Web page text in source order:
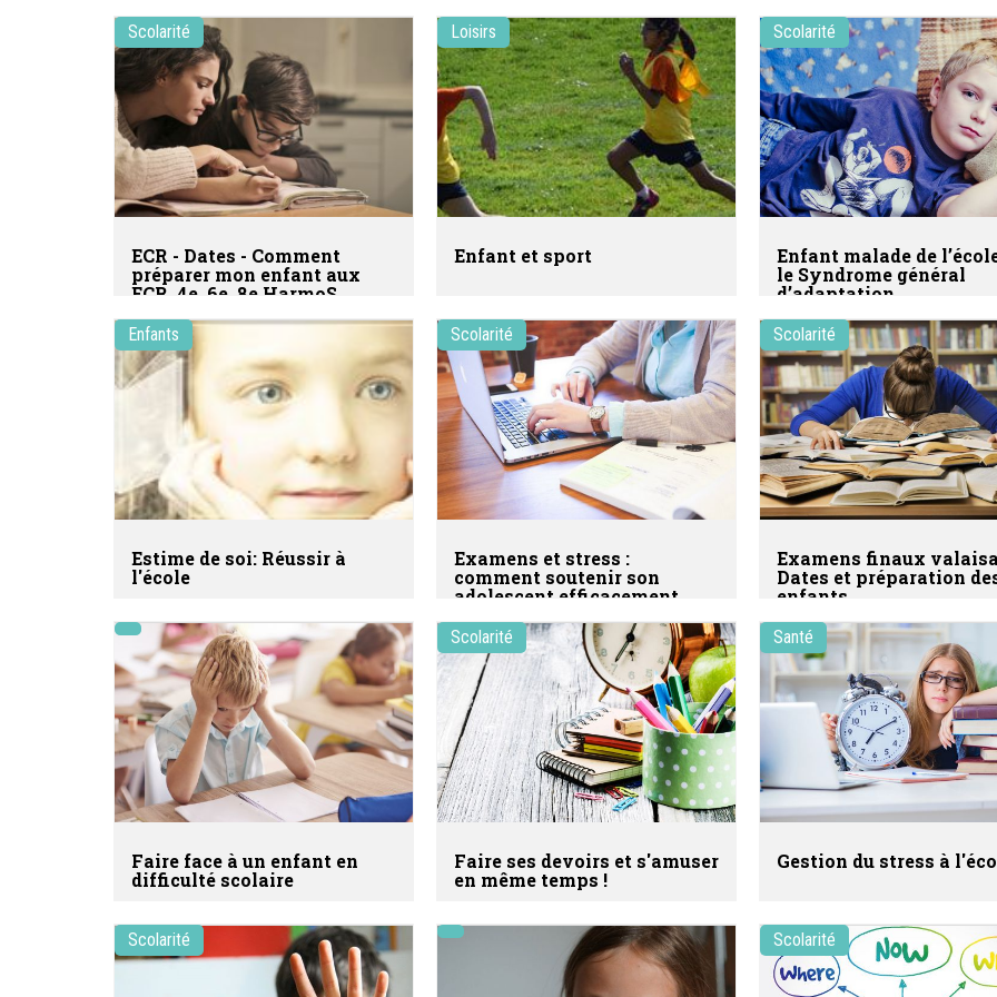
Scolarité
ECR - Dates - Comment
préparer mon enfant aux
ECR, 4e, 6e, 8e HarmoS
Loisirs
Enfant et sport
Scolarité
Enfant malade de
le Syndrome général
d’adaptation
Enfants
Estime de soi: Réussir à
l'école
Scolarité
Examens et stress :
comment soutenir son
adolescent efficacement
Scolarité
Examens finaux
Dates et préparation
enfants
Faire face à un enfant en
difficulté scolaire
Scolarité
Faire ses devoirs et s'amuser
en même temps !
Santé
Gestion du stress à
Scolarité Scolarité